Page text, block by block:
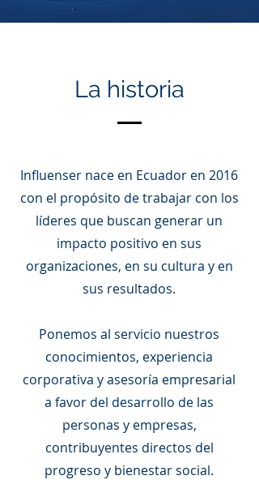
La historia
Influenser nace en Ecuador en 2016
con el propósito de trabajar con los
líderes que buscan generar un
impacto positivo en sus
organizaciones, en su cultura y en
sus resultados.
Ponemos al servicio nuestros
conocimientos, experiencia
corporativa y asesoría empresarial
a favor del desarrollo de las
personas y empresas,
contribuyentes directos del
progreso y bienestar social.